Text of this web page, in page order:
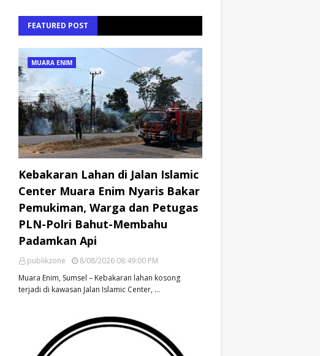
FEATURED POST
MUARA ENIM
Kebakaran Lahan di Jalan Islamic
Center Muara Enim Nyaris Bakar
Pemukiman, Warga dan Petugas
PLN-Polri Bahut-Membahu
Padamkan Api
publikzone
8/08/2026 08:49:00 PM
Muara Enim, Sumsel – Kebakaran lahan kosong
terjadi di kawasan Jalan Islamic Center, …